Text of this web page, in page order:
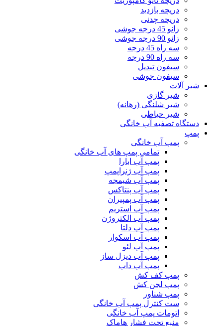
دریچه بازدید
دریچه چدنی
زانو 45 درجه جوشی
زانو 90 درجه جوشی
سه راه 45 درجه
سه راه 90 درجه
سیفون تبدیل
سیفون جوشی
شیر آلات
شیر گازی
شیر شلنگی (رهانه)
شیر حیاطی
دستگاه تصفیه آب خانگی
پمپ
پمپ آب خانگی
تمامی پمپ های آب خانگی
پمپ آب ابارا
پمپ آب ژنراپمپ
پمپ آب شیمجه
پمپ آب پنتاکس
پمپ آب پمپیران
پمپ آب استریم
پمپ آب الکتروژن
پمپ آب دلتا
پمپ آب اسکوار
پمپ آب لئو
پمپ آب دیزل ساز
پمپ آب داب
پمپ کف کش
پمپ لجن کش
پمپ شناور
ست کنترل پمپ آب خانگی
اتومات پمپ آب خانگی
منبع تحت فشار هاماک